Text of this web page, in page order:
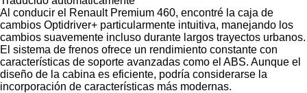
Al conducir el Renault Premium 460, encontré la caja de
cambios Optidriver+ particularmente intuitiva, manejando los
cambios suavemente incluso durante largos trayectos urbanos.
El sistema de frenos ofrece un rendimiento constante con
características de soporte avanzadas como el ABS. Aunque el
diseño de la cabina es eficiente, podría considerarse la
incorporación de características más modernas.